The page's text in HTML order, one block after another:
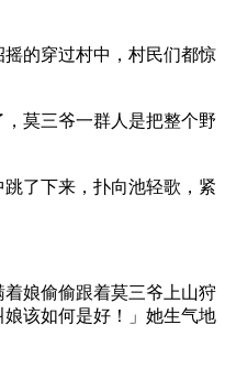
的穿过村中，村民们都惊
莫三爷一群人是把整个野
了下来，扑向池轻歌，紧
娘偷偷跟着莫三爷上山狩
该如何是好！」她生气地